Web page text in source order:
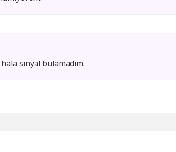
hala sinyal bulamadım.